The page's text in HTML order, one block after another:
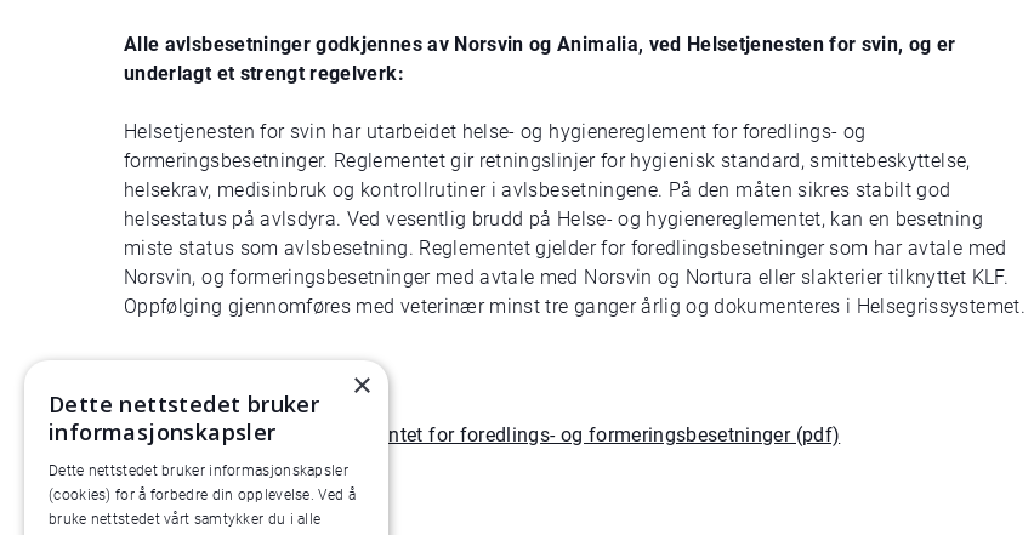
Alle avlsbesetninger godkjennes av Norsvin og Animalia, ved Helsetjenesten for svin, og er
underlagt et strengt regelverk:
Helsetjenesten for svin har utarbeidet helse- og hygienereglement for foredlings- og
formeringsbesetninger. Reglementet gir retningslinjer for hygienisk standard, smittebeskyttelse,
helsekrav, medisinbruk og kontrollrutiner i avlsbesetningene. På den måten sikres stabilt god
helsestatus på avlsdyra. Ved vesentlig brudd på Helse- og hygienereglementet, kan en besetning
miste status som avlsbesetning. Reglementet gjelder for foredlingsbesetninger som har avtale med
Norsvin, og formeringsbesetninger med avtale med Norsvin og Nortura eller slakterier tilknyttet KLF.
Oppfølging gjennomføres med veterinær minst tre ganger årlig og dokumenteres i Helsegrissystemet.
Lenker:
Helse- og hygienereglementet for foredlings- og formeringsbesetninger (pdf)
Norsvin avl
×
Dette nettstedet bruker
informasjonskapsler
Dette nettstedet bruker informasjonskapsler
(cookies) for å forbedre din opplevelse. Ved å
bruke nettstedet vårt samtykker du i alle